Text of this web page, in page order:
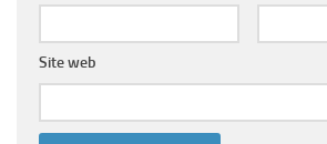
Site web